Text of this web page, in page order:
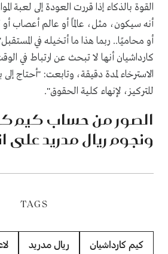
القوة بالذكاء إذا قررت العودة إلى لعبة
أنه سيكون، مثل، عالمًا أو عالم أعصاب أو
أو محاميًا.. ربما هذا ما أتخيله في
كارداشيان أنها لا تبحث عن ارتباط في
الاسترخاء لمدة دقيقة، وتابعت: "أحتاج
للتركيز، لإنهاء كلية الحقوق".
الصور من حساب كيم
ونجوم ريال مدريد على
TAGS
كيم كارداشيان ريال مدريد